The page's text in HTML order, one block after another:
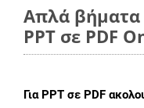
Απλά βήματα
PPT σε PDF
Για PPT σε PDF